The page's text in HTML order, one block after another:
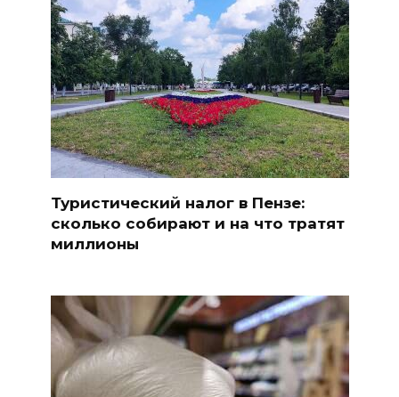
Туристический налог в Пензе:
сколько собирают и на что тратят
миллионы